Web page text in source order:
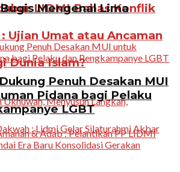
LIDMI Bahas Konflik
Ujian Umat atau Ancaman
Dunia Islam?
Mengenal Lima
Penuh Desakan MUI
Pidana bagi Pelaku
LGBT